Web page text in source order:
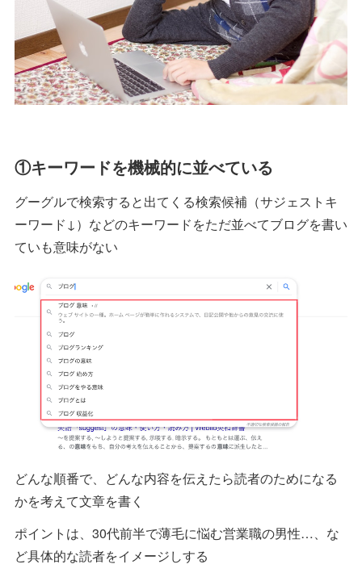
①キーワードを機械的に並べている
グーグルで検索すると出てくる検索候補（サジェストキ
ーワード↓）などのキーワードをただ並べてブログを書い
ていも意味がない
どんな順番で、どんな内容を伝えたら読者のためになる
かを考えて文章を書く
ポイントは、30代前半で薄毛に悩む営業職の男性…、な
ど具体的な読者をイメージしする